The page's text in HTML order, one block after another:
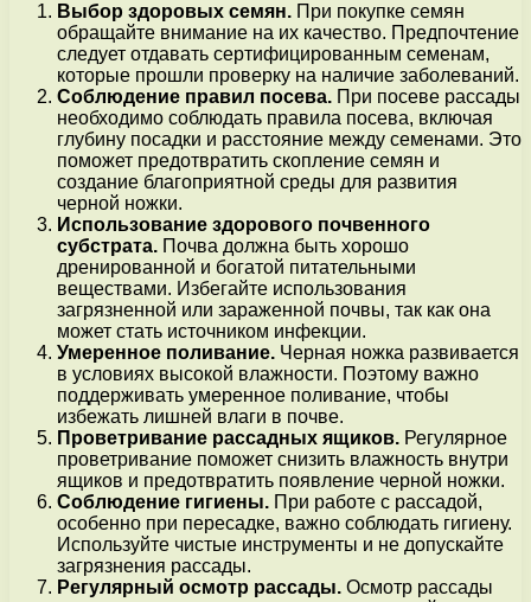
Выбор здоровых семян. При покупке семян
обращайте внимание на их качество. Предпочтение
следует отдавать сертифицированным семенам,
которые прошли проверку на наличие заболеваний.
Соблюдение правил посева. При посеве рассады
необходимо соблюдать правила посева, включая
глубину посадки и расстояние между семенами. Это
поможет предотвратить скопление семян и
создание благоприятной среды для развития
черной ножки.
Использование здорового почвенного
субстрата. Почва должна быть хорошо
дренированной и богатой питательными
веществами. Избегайте использования
загрязненной или зараженной почвы, так как она
может стать источником инфекции.
Умеренное поливание. Черная ножка развивается
в условиях высокой влажности. Поэтому важно
поддерживать умеренное поливание, чтобы
избежать лишней влаги в почве.
Проветривание рассадных ящиков. Регулярное
проветривание поможет снизить влажность внутри
ящиков и предотвратить появление черной ножки.
Соблюдение гигиены. При работе с рассадой,
особенно при пересадке, важно соблюдать гигиену.
Используйте чистые инструменты и не допускайте
загрязнения рассады.
Регулярный осмотр рассады. Осмотр рассады